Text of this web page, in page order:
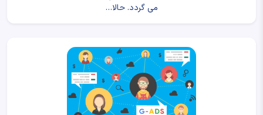
می گردد. حالا…